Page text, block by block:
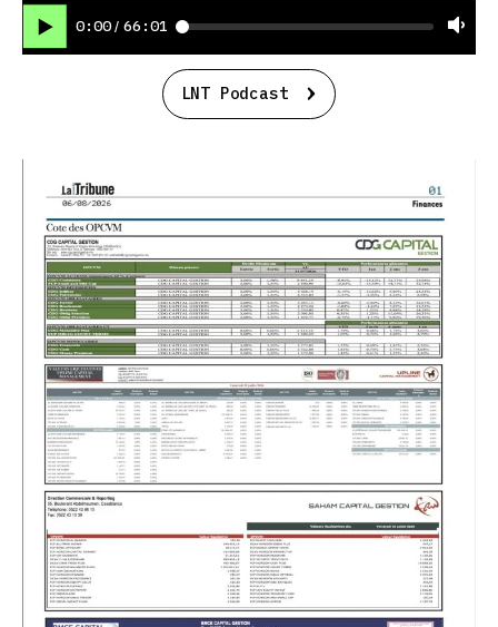
0:00 / 66:01
LNT Podcast